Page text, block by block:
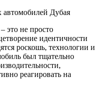
это не просто
идентичности
роскошь, технологии и
был тщательно
реагировать на